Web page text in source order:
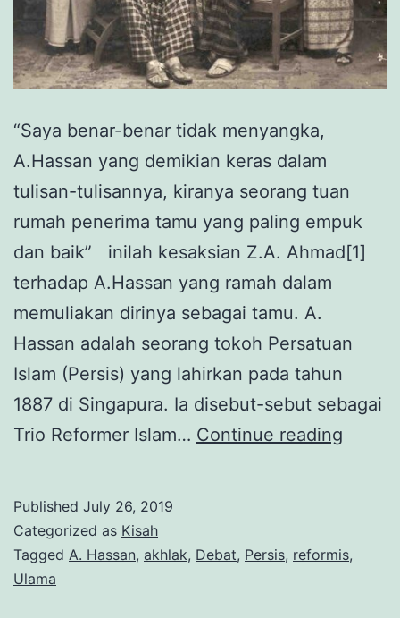
“Saya benar-benar tidak menyangka,
A.Hassan yang demikian keras dalam
tulisan-tulisannya, kiranya seorang tuan
rumah penerima tamu yang paling empuk
dan baik” inilah kesaksian Z.A. Ahmad[1]
terhadap A.Hassan yang ramah dalam
memuliakan dirinya sebagai tamu. A.
Hassan adalah seorang tokoh Persatuan
Islam (Persis) yang lahirkan pada tahun
1887 di Singapura. Ia disebut-sebut sebagai
Trio Reformer Islam… Continue reading
Balik
Published July 26, 2019
Categorized as Kisah
Tagged A. Hassan, akhlak, Debat, Persis, reformis,
Ulama